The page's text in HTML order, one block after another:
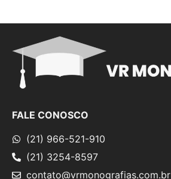
FALE CONOSCO
(21) 966-521-910
(21) 3254-8597
contato@vrmonografias.com.br